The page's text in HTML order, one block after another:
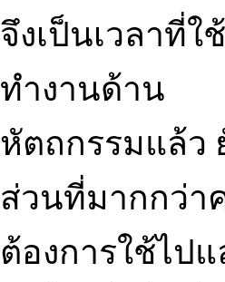
จึงเป็นเวลาที่ใช้
ทำงานด้าน
หัตถกรรมแล้ว
ส่วนที่มากกว่า
ต้องการใช้ไป